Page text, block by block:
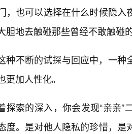
，也可以选择在什么时候隐
胆地去触碰那些曾经不敢触碰
种不断的试探与回应中，一
更加人性化。
探索的深入，你会发现“亲亲
度。是对他人隐私的珍惜，